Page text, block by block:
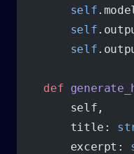
        self
        self
        self
    def
        self,
        title:
        excerpt: